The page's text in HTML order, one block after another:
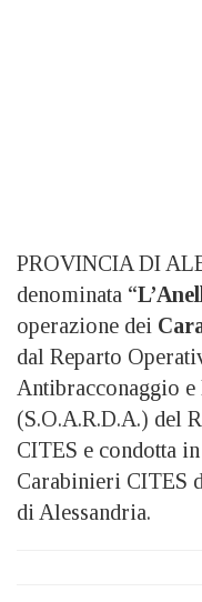
PROVINCIA DI
denominata “
operazione dei
dal Reparto
Antibracconaggio
(S.O.A.R.D.A.) del
CITES e condotta
Carabinieri CITES
di Alessandria.